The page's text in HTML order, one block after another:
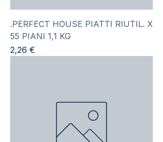
.PERFECT HOUSE PIATTI RIUTIL. X
55 PIANI 1,1 KG
Prezzo
2,26 €